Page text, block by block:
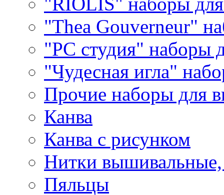
"Thea Gouverneur"
"РС студия" наборы
"Чудесная игла"
Прочие наборы для
Канва
Канва с рисунком
Нитки
Пяльцы